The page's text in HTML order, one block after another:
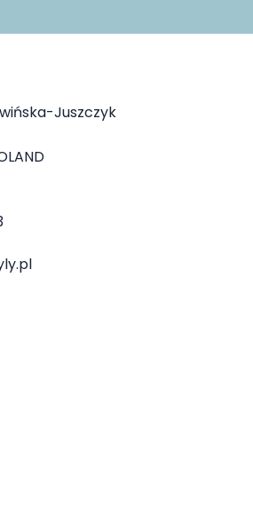
Juszczyk